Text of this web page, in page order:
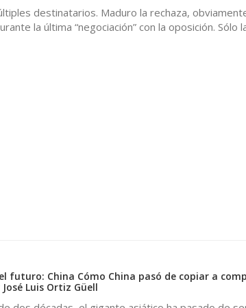
destinatarios. Maduro la rechaza,
la última “negociación” con la oposición. Sólo
futuro: China Cómo China pasó de copiar a
Luis Ortiz Güell